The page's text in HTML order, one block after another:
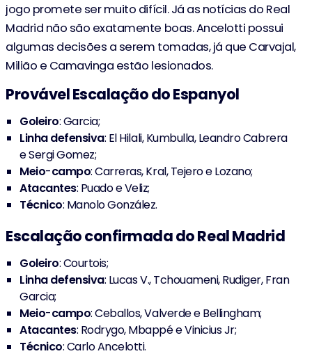
jogo promete ser muito difícil. Já as notícias do Real
Madrid não são exatamente boas. Ancelotti possui
algumas decisões a serem tomadas, já que Carvajal,
Milião e Camavinga estão lesionados.
Provável Escalação do Espanyol
Goleiro: Garcia;
Linhadefensiva: El Hilali, Kumbulla, Leandro Cabrera
e Sergi Gomez;
Meio-campo: Carreras, Kral, Tejero e Lozano;
Atacantes: Puado e Veliz;
Técnico: Manolo González.
Escalação confirmada do Real Madrid
Goleiro: Courtois;
Linhadefensiva: Lucas V., Tchouameni, Rudiger, Fran
Garcia;
Meio-campo: Ceballos, Valverde e Bellingham;
Atacantes: Rodrygo, Mbappé e Vinicius Jr;
Técnico: Carlo Ancelotti.